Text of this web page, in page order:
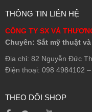
THÔNG TIN LIÊN HỆ
CÔNG TY SX VÀ
Chuyên: Sắt mỹ thuật
Địa chỉ: 82 Nguyễn Đức
Điện thoại: 098 4984102
THEO DÕI SHOP